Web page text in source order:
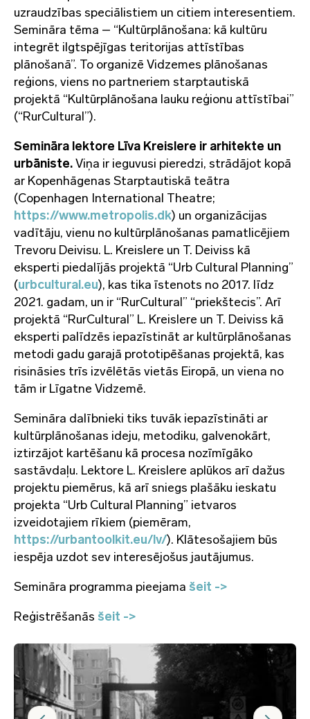
uzraudzības speciālistiem un citiem interesentiem.
Semināra tēma – “Kultūrplānošana: kā kultūru
integrēt ilgtspējīgas teritorijas attīstības
plānošanā”. To organizē Vidzemes plānošanas
reģions, viens no partneriem starptautiskā
projektā “Kultūrplānošana lauku reģionu attīstībai”
(“RurCultural”).
Semināra lektore Līva Kreislere ir arhitekte un
urbāniste.Viņa ir ieguvusi pieredzi, strādājot kopā
ar Kopenhāgenas Starptautiskā teātra
(Copenhagen International Theatre;
https://www.metropolis.dk) un organizācijas
vadītāju, vienu no kultūrplānošanas pamatlicējiem
Trevoru Deivisu. L. Kreislere un T. Deiviss kā
eksperti piedalījās projektā “Urb Cultural Planning”
(urbcultural.eu), kas tika īstenots no 2017. līdz
2021. gadam, un ir “RurCultural” “priekštecis”. Arī
projektā “RurCultural” L. Kreislere un T. Deiviss kā
eksperti palīdzēs iepazīstināt ar kultūrplānošanas
metodi gadu garajā prototipēšanas projektā, kas
risināsies trīs izvēlētās vietās Eiropā, un viena no
tām ir Līgatne Vidzemē.
Semināra dalībnieki tiks tuvāk iepazīstināti ar
kultūrplānošanas ideju, metodiku, galvenokārt,
iztirzājot kartēšanu kā procesa nozīmīgāko
sastāvdaļu. Lektore L. Kreislere aplūkos arī dažus
projektu piemērus, kā arī sniegs plašāku ieskatu
projekta “Urb Cultural Planning” ietvaros
izveidotajiem rīkiem (piemēram,
https://urbantoolkit.eu/lv/). Klātesošajiem būs
iespēja uzdot sev interesējošus jautājumus.
Semināra programma pieejama šeit ->
Reģistrēšanās šeit ->